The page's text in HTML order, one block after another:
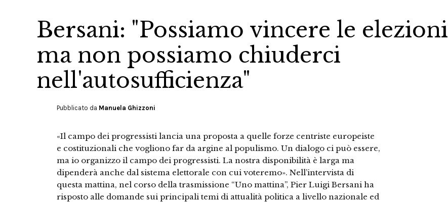
Bersani: "Possiamo vincere le elezioni
ma non possiamo chiuderci
nell'autosufficienza"
Pubblicato da Manuela Ghizzoni
«Il campo dei progressisti lancia una proposta a quelle forze centriste europeiste
e costituzionali che vogliono far da argine al populismo. Un dialogo ci può essere,
ma io organizzo il campo dei progressisti. La nostra disponibilità è larga ma
dipenderà anche dal sistema elettorale con cui voteremo». Nell’intervista di
questa mattina, nel corso della trasmissione “Uno mattina”, Pier Luigi Bersani ha
risposto alle domande sui principali temi di attualità politica a livello nazionale ed